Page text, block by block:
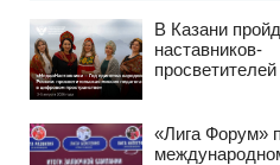
В Казани
наставников-
«Лига Форум»